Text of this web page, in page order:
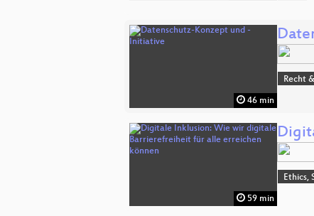
46 min
Recht
59 min
Ethics,